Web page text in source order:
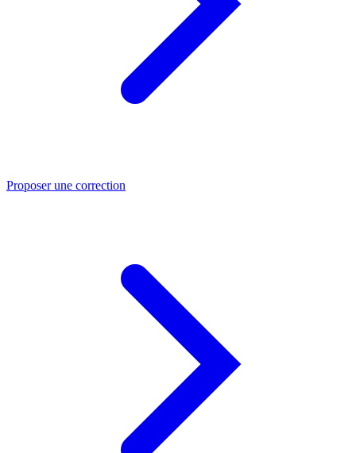
Proposer une correction